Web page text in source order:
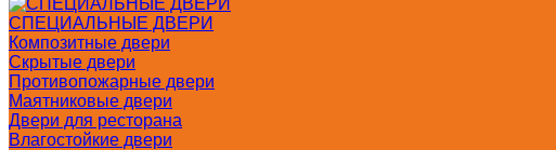
СПЕЦИАЛЬНЫЕ ДВЕРИ
Композитные двери
Скрытые двери
Противопожарные двери
Маятниковые двери
Двери для ресторана
Влагостойкие двери